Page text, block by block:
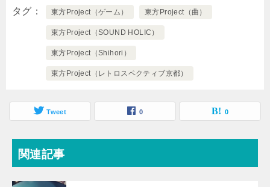
タグ 東方Project（ゲーム） 東方Project（曲）
東方Project（SOUND HOLIC）
東方Project（Shihori）
東方Project（レトロスペクティブ京都）
Tweet 0 0
関連記事